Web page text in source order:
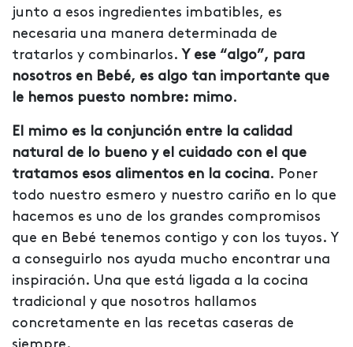
junto a esos ingredientes imbatibles, es
necesaria una manera determinada de
tratarlos y combinarlos. Y ese “algo”, para
nosotros en Bebé, es algo tan importante que
le hemos puesto nombre: mimo.
El mimo es la conjunción entre la calidad
natural de lo bueno y el cuidado con el que
tratamos esos alimentos en la cocina. Poner
todo nuestro esmero y nuestro cariño en lo que
hacemos es uno de los grandes compromisos
que en Bebé tenemos contigo y con los tuyos. Y
a conseguirlo nos ayuda mucho encontrar una
inspiración. Una que está ligada a la cocina
tradicional y que nosotros hallamos
concretamente en las recetas caseras de